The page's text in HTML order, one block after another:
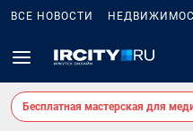
ВСЕ НОВОСТИ
Бесплатная мастерская для